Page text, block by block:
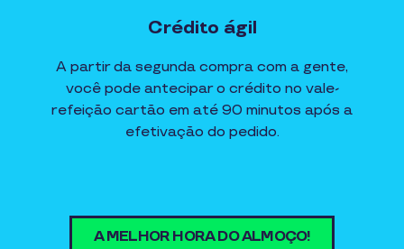
Crédito ágil
A partir da segunda compra com a gente,
você pode antecipar o crédito no vale-
refeição cartão em até 90 minutos após a
efetivação do pedido.
A MELHOR HORA DO ALMOÇO!